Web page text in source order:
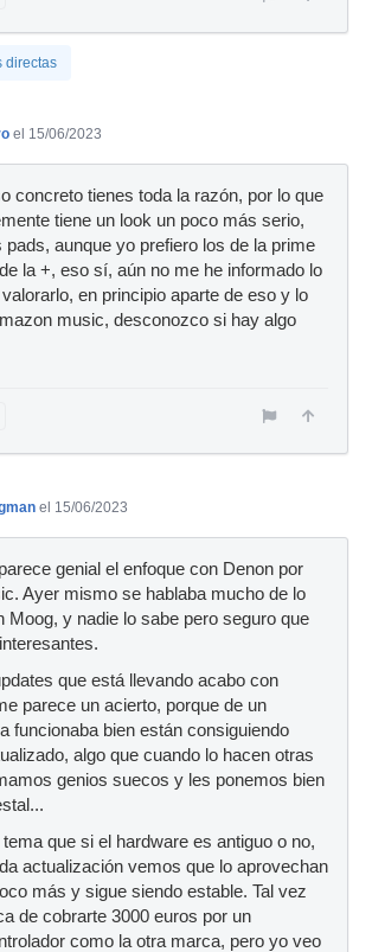
directas
el 15/06/2023
concreto tienes toda la razón, por lo que
tiene un look un poco más serio,
pads, aunque yo prefiero los de la prime
la +, eso sí, aún no me he informado lo
en principio aparte de eso y lo
music, desconozco si hay algo
el 15/06/2023
genial el enfoque con Denon por
Ayer mismo se hablaba mucho de lo
Moog, y nadie lo sabe pero seguro que
que está llevando acabo con
parece un acierto, porque de un
funcionaba bien están consiguiendo
algo que cuando lo hacen otras
genios suecos y les ponemos bien
que si el hardware es antiguo o no,
actualización vemos que lo aprovechan
más y sigue siendo estable. Tal vez
de cobrarte 3000 euros por un
como la otra marca, pero yo veo